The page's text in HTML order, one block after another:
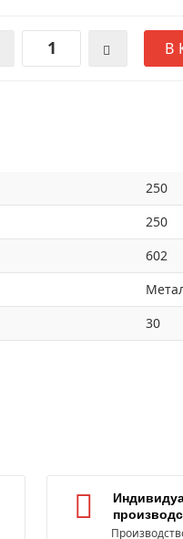
В
250
250
602
30